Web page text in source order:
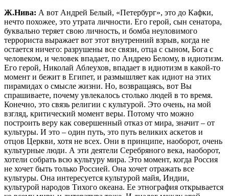
Ж.Нива: А вот Андрей Белый, «Петербург», это до Кафки,
нечто похожее, это утрата личности. Его герой, сын сенатора,
буквально теряет свою личность, и бомба неуловимого
террориста выражает вот этот внутренний взрыв, когда не
остается ничего: разрушены все связи, отца с сыном, Бога с
человеком, и человек впадает, по Андрею Белому, в идиотизм.
Его герой, Николай Аблеухов, впадает в идиотизм в какой-то
момент и бежит в Египет, и размышляет как идиот на этих
пирамидах о смысле жизни. Но, возвращаясь, вот Вы
спрашиваете, почему увлекалось столько людей в то время.
Конечно, это связь религии с культурой. Это очень, на мой
взгляд, критический момент веры. Потому что можно
построить веру как совершенный отказ от мира, значит – от
культуры. И это – один путь, это путь великих аскетов и
отцов Церкви, хотя не всех. Они в принципе, наоборот, очень
культурные люди. А эти деятели Серебряного века, наоборот,
хотели собрать всю культуру мира. Это момент, когда Россия
не хочет быть только Россией. Она хочет отражать все
культуры. Она интересуется культурой майя, Индии,
культурой народов Тихого океана. Ее этнография открывается